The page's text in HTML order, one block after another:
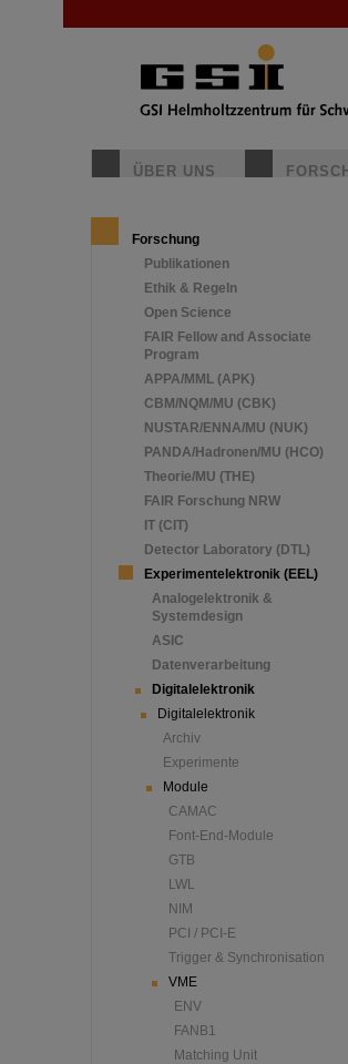
ÜBER UNS
Forschung
Publikationen
Ethik & Regeln
Open Science
FAIR Fellow and Associate
Program
APPA/MML (APK)
CBM/NQM/MU (CBK)
NUSTAR/ENNA/MU (NUK)
PANDA/Hadronen/MU (HCO)
Theorie/MU (THE)
FAIR Forschung NRW
IT (CIT)
Detector Laboratory (DTL)
Experimentelektronik (EEL)
Analogelektronik &
Systemdesign
ASIC
Datenverarbeitung
Digitalelektronik
Digitalelektronik
Archiv
Experimente
Module
CAMAC
Font-End-Module
GTB
LWL
NIM
PCI / PCI-E
Trigger & Synchronisation
VME
ENV
FANB1
Matching Unit